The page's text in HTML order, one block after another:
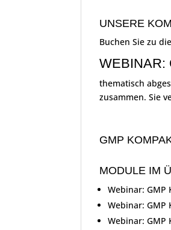
UNSERE
Buchen Sie zu
WEBINAR:
thematisch
zusammen. Sie
GMP
MODULE IM
Webinar: GMP
Webinar:
Webinar: GMP